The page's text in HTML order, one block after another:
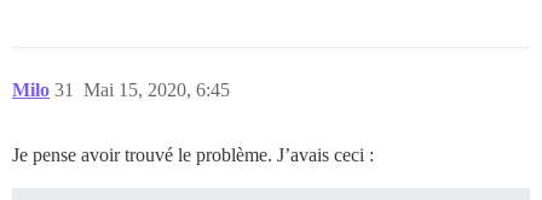
Milo Mai 15, 2020, 6:45
31
Je pense avoir trouvé le problème. J’avais ceci :